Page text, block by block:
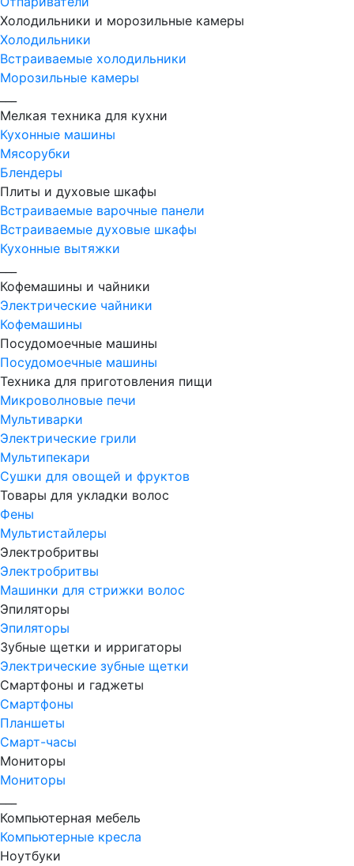
Холодильники и морозильные камеры
Холодильники
Встраиваемые холодильники
Морозильные камеры
Мелкая техника для кухни
Кухонные машины
Мясорубки
Блендеры
Плиты и духовые шкафы
Встраиваемые варочные панели
Встраиваемые духовые шкафы
Кухонные вытяжки
Кофемашины и чайники
Электрические чайники
Кофемашины
Посудомоечные машины
Посудомоечные машины
Техника для приготовления пищи
Микроволновые печи
Мультиварки
Электрические грили
Мультипекари
Сушки для овощей и фруктов
Товары для укладки волос
Фены
Мультистайлеры
Электробритвы
Электробритвы
Машинки для стрижки волос
Эпиляторы
Эпиляторы
Зубные щетки и ирригаторы
Электрические зубные щетки
Смартфоны и гаджеты
Смартфоны
Планшеты
Смарт-часы
Мониторы
Мониторы
Компьютерная мебель
Компьютерные кресла
Ноутбуки